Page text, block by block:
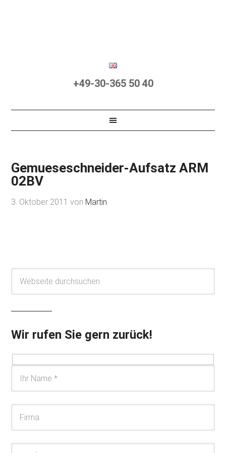
+49-30-365 50 40
Gemueseschneider-Aufsatz ARM
02BV
3. Oktober 2011 von Martin
Wir rufen Sie gern zurück!
Please leave this field empty.
Please leave this field empty.